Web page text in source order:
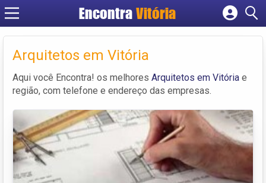
Encontra Vitória
Cadastrar empresa
Criar conta
Arquitetos em Vitória
Aqui você Encontra! os melhores Arquitetos em Vitória e
região, com telefone e endereço das empresas.